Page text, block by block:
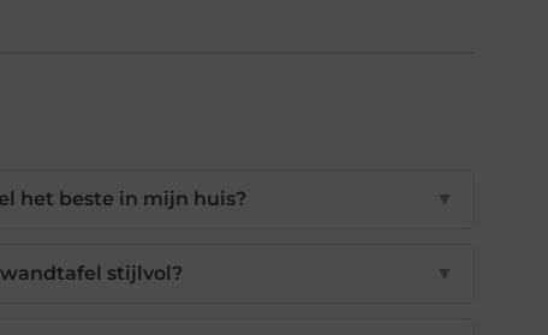
het beste in mijn huis? ▼
stijlvol? ▼